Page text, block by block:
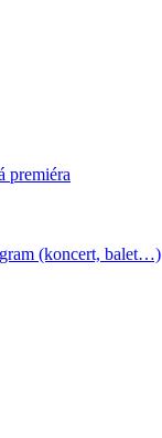
premiéra
(koncert, balet…)